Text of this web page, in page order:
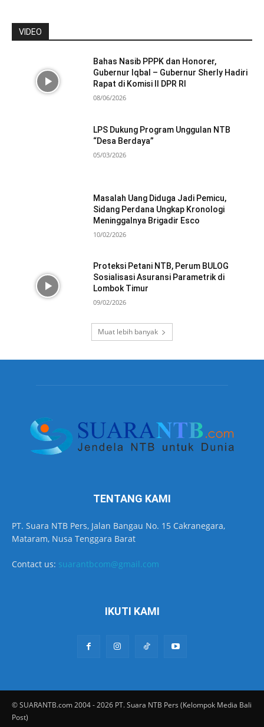
VIDEO
Bahas Nasib PPPK dan Honorer,
Gubernur Iqbal – Gubernur Sherly Hadiri
Rapat di Komisi II DPR RI
08/06/2026
LPS Dukung Program Unggulan NTB
“Desa Berdaya”
05/03/2026
Masalah Uang Diduga Jadi Pemicu,
Sidang Perdana Ungkap Kronologi
Meninggalnya Brigadir Esco
10/02/2026
Proteksi Petani NTB, Perum BULOG
Sosialisasi Asuransi Parametrik di
Lombok Timur
09/02/2026
Muat lebih banyak
TENTANG KAMI
PT. Suara NTB Pers, Jalan Bangau No. 15 Cakranegara,
Mataram, Nusa Tenggara Barat
Contact us: suarantbcom@gmail.com
IKUTI KAMI
© SUARANTB.com 2004 - 2026 PT. Suara NTB Pers (Kelompok Media Bali
Post)